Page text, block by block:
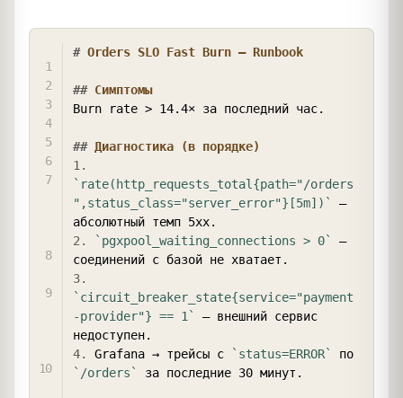
# Orders SLO Fast Burn — Runbook
## Симптомы
Burn rate > 14.4× за последний час.
## Диагностика (в порядке)
1.
`rate(http_requests_total{path="/orders
",status_class="server_error"}[5m])`
—
2.
`pgxpool_waiting_connections > 0`
—
3.
`circuit_breaker_state{service="payment
-provider"} == 1`
— внешний сервис
4.
Grafana → трейсы с `status=ERROR`
`/orders`
за последние 30 минут.